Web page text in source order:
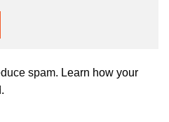
spam. Learn how your